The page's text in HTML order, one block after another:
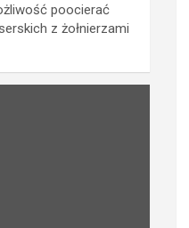
poocierać
z żołnierzami